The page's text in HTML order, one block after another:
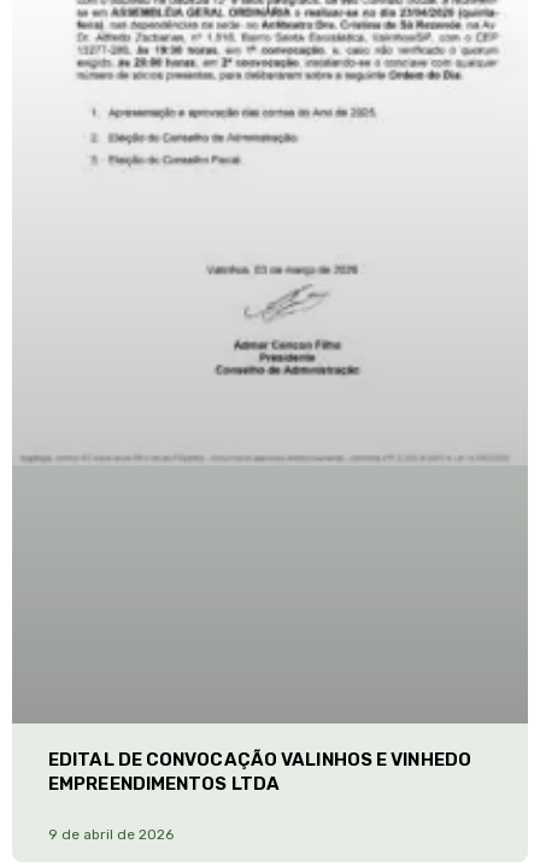
EDITAL DE CONVOCAÇÃO VALINHOS E VINHEDO
EMPREENDIMENTOS LTDA
9 de abril de 2026